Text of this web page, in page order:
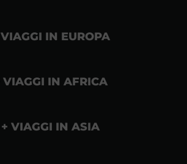
VIAGGI IN EUROPA
VIAGGI IN AFRICA
VIAGGI IN ASIA